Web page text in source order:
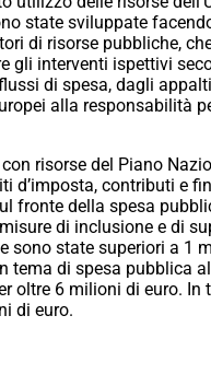
state sviluppate
di risorse pubbliche,
gli interventi ispettivi
di spesa, dagli
alla responsabilità
risorse del Piano
d’imposta, contributi e
fronte della spesa
di inclusione e di
sono state superiori a 1
tema di spesa pubblica
oltre 6 milioni di euro. In
di euro.